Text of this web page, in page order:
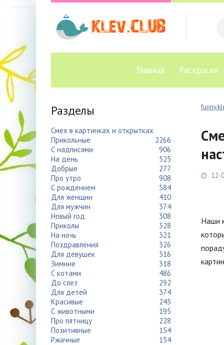
Главная Раскраски
12-
Наши
Разделы
Смех в картинках и открытках
Прикольные
2266
С надписями
906
На день
525
Добрые
277
Про утро
908
С рождением
584
Для женщин
410
Для мужчин
374
Новый год
308
Приколы
328
На ночь
321
Поздравления
326
Для девушек
316
Зимние
318
С котами
486
До слез
292
Для детей
374
Красивые
245
С животными
195
Про пятницу
228
Позитивные
154
Ржачные
154